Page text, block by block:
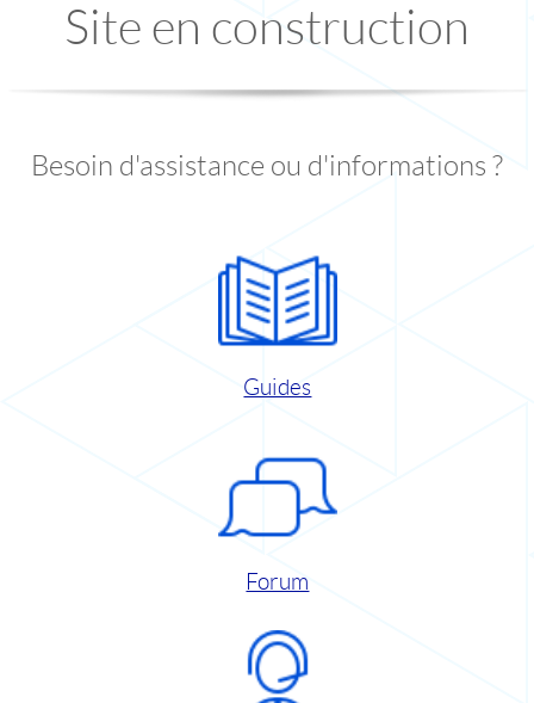
Site en construction
Besoin d'assistance ou d'informations ?
Guides
Forum